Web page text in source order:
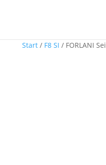
Start/ F8 SI / FORLANI